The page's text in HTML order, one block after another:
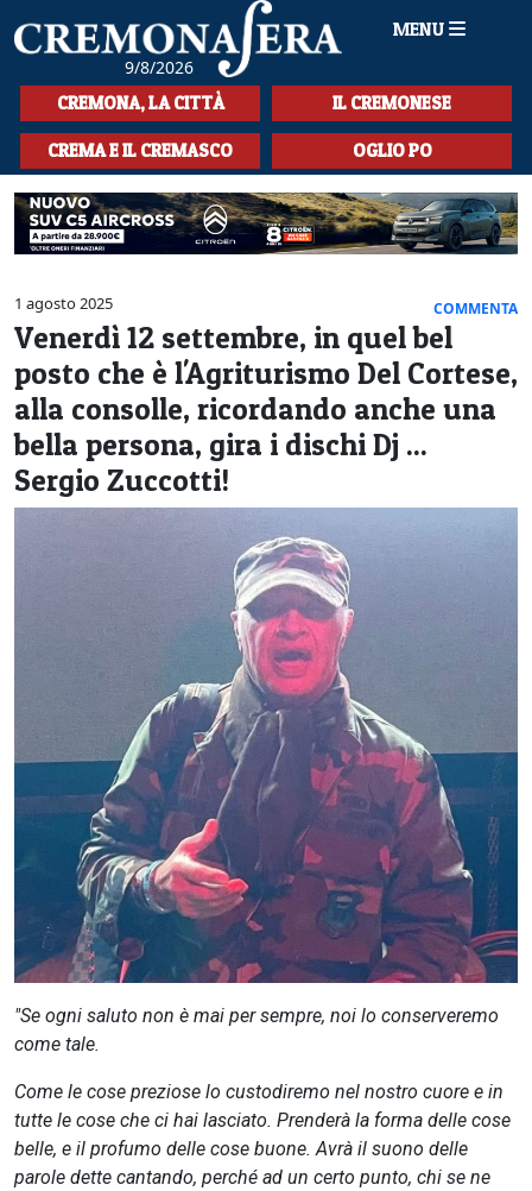
9/8/2026
MENU
HOME
CRONACA
SPORT
LA MUSICA
CULTURA
LA STORIA
SPETTACOLI
L'EDITORIALE
SEZIONI
CREMONA, LA CITTÀ IL CREMONESE
CREMA E IL CREMASCO OGLIO PO
1 agosto 2025 COMMENTA
Venerdì 12 settembre, in quel bel
posto che è l'Agriturismo Del Cortese,
alla consolle, ricordando anche una
bella persona, gira i dischi Dj ...
Sergio Zuccotti!
"Se ogni saluto non è mai per sempre, noi lo conserveremo
come tale.
Come le cose preziose lo custodiremo nel nostro cuore e in
tutte le cose che ci hai lasciato. Prenderà la forma delle cose
belle, e il profumo delle cose buone. Avrà il suono delle
parole dette cantando, perché ad un certo punto, chi se ne